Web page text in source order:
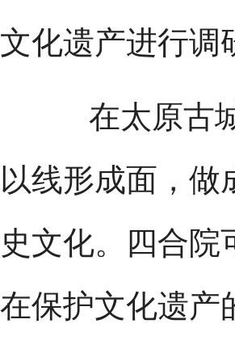
文化遗产进行调
在太原古城
以线形成面，做
史文化。四合院
在保护文化遗产